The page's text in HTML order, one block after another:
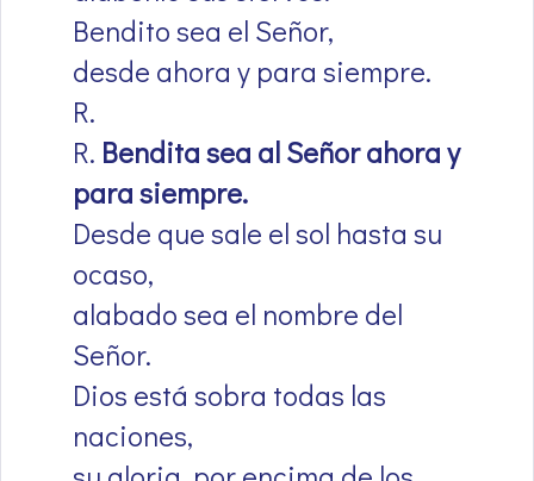
Bendito sea el Señor,
desde ahora y para siempre.
R.
R. Bendita sea al Señor ahora y
para siempre.
Desde que sale el sol hasta su
ocaso,
alabado sea el nombre del
Señor.
Dios está sobra todas las
naciones,